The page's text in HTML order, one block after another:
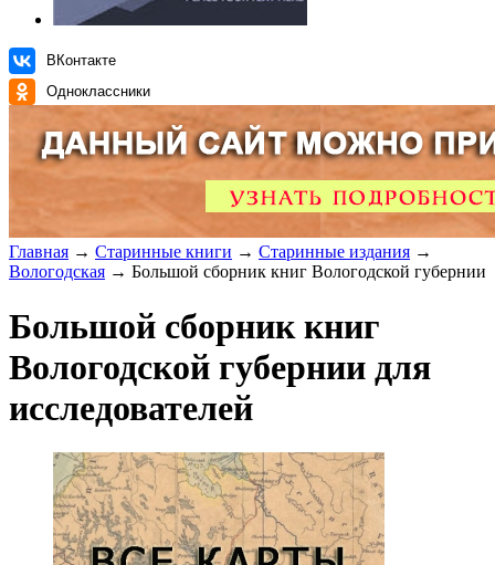
ВКонтакте
Одноклассники
Главная → Старинные книги → Старинные издания →
Вологодская → Большой сборник книг Вологодской губернии
Большой сборник книг
Вологодской губернии для
исследователей